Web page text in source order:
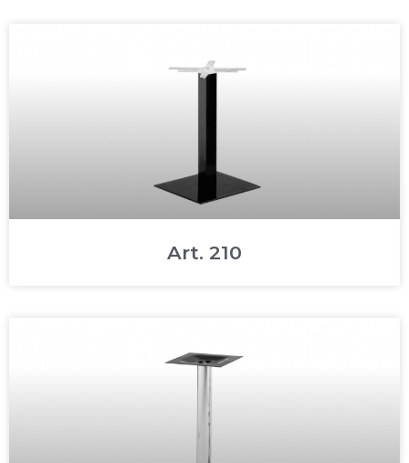
Art. 210